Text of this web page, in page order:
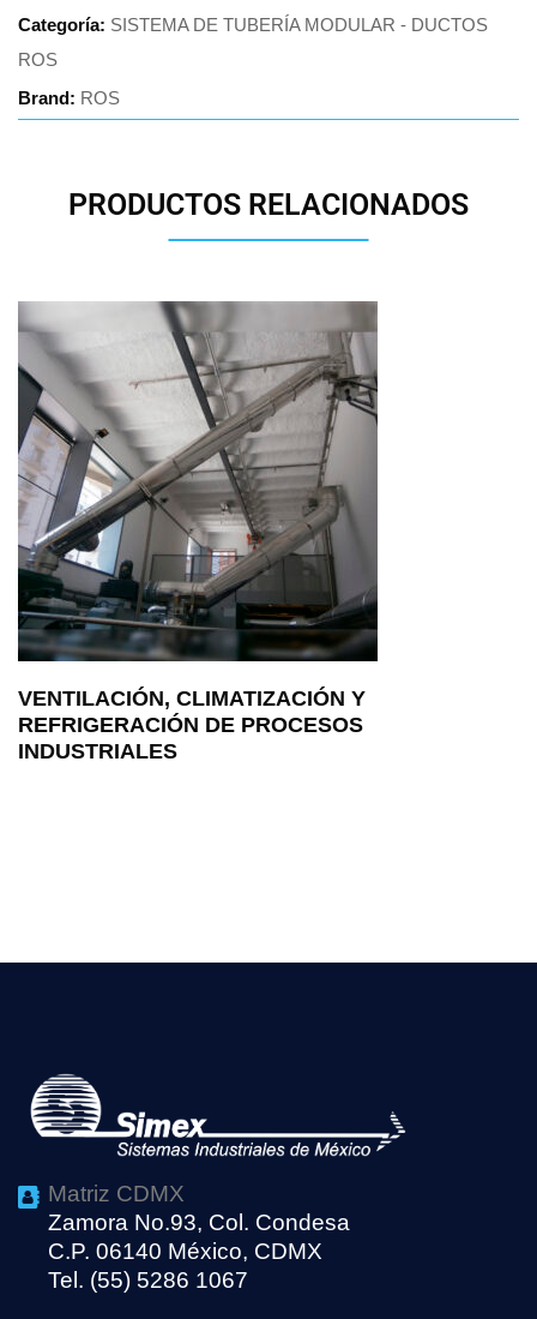
Categoría: SISTEMA DE TUBERÍA MODULAR - DUCTOS
ROS
Brand: ROS
PRODUCTOS RELACIONADOS
VENTILACIÓN, CLIMATIZACIÓN Y
REFRIGERACIÓN DE PROCESOS
INDUSTRIALES
Matriz CDMX
Zamora No.93, Col. Condesa
C.P. 06140 México, CDMX
Tel. (55) 5286 1067